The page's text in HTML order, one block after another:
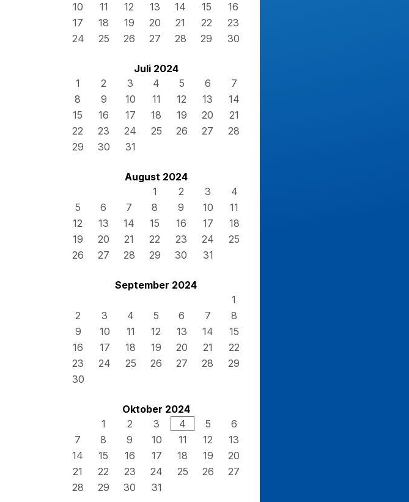
10
11 12 13 14 15
16
17
18 19 20 21 22
23
24
25 26 27 28 29 30
Juli 2024
1
2 3 4 5 6
7
8
9 10 11 12 13
14
15
16 17 18 19 20
21
22
23 24 25 26 27
28
29
30 31
August 2024
1
2 3
4
5
6 7 8 9 10
11
12
13 14 15 16 17
18
19
20 21 22 23 24
25
26
27 28 29 30 31
September 2024
1
2
3 4 5 6 7
8
9
10 11 12 13 14
15
16
17 18 19 20 21
22
23
24 25 26 27 28
29
30
Oktober 2024
1
2 3 4 5
6
7
8 9 10 11 12
13
14
15 16 17 18 19
20
21
22 23 24 25 26
27
28
29 30 31